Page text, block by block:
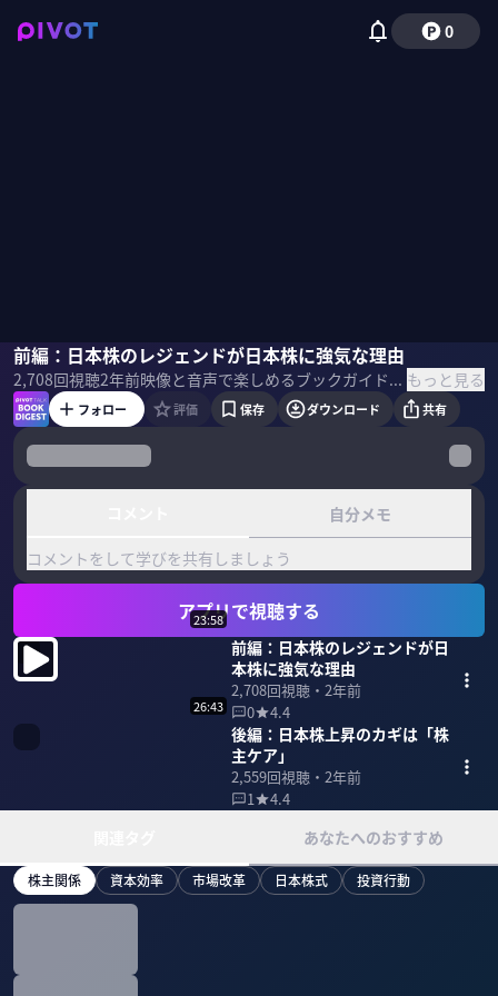
0
前編：日本株のレジェンドが日本株に強気な理由
2,708回視聴2年前 映像と音声で楽しめるブックガイド。話題の新刊の著者・訳者・編集者・思い入れのある人をゲストに呼び、ビジネスパーソンが吸収したい学びを、本の作り手に直接聞きます。 本1冊を読む時間がなかなか取れないという方も、この番組を通じて最新のビジネス書のエッセンスに触れられます。 ＜ゲスト＞ デービッド・スノーディ｜根津アジア・キャピタル・リミテッド 創設者兼マネージングパートナー ハーバード大学在学中の1988年、上智大学への留学で初来日。1991年、ハーバード大学を首席で卒業。 卒業後、東京のSGウォーバーグにジュニア株式アナリストとして就職。その後、コロンビア・ワンガー・アセット・マネ ジメントの日本中小型株ファンドマネージャー、ソロス・ファンド・マネジメントの東京オフィス代表、タイガー・マネジメントの東京オフィスマネージングディレクター、スピードウェル・アドバイザーズの最高投資顧問などを歴任し、30年以上に わたり日本株投資に携わる。 ＜目次＞ もっと見る
デービッド・スノーディ佐々木紀彦
フォロー 評価 保存 ダウンロード 共有
自分メモ
コメントをして学びを共有しましょう
アプリで視聴する
23:58
前編：日本株のレジェンドが日
本株に強気な理由
2,708回視聴・ 2年前
0
4.4
26:43
後編：日本株上昇のカギは「株
主ケア」
2,559回視聴・ 2年前
1
4.4
あなたへのおすすめ
株主関係 資本効率 市場改革 日本株式 投資行動